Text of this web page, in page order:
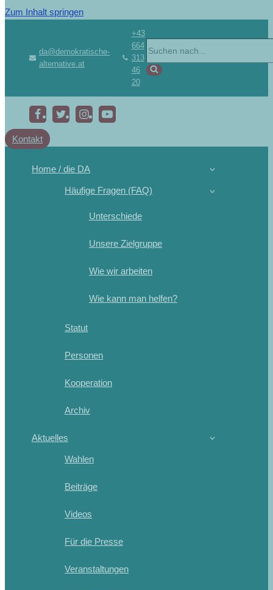
Zum Inhalt springen
da@demokratische-
alternative.at
+43
664
313
46
20
Kontakt
Home / die DA
Häufige Fragen (FAQ)
Unterschiede
Unsere Zielgruppe
Wie wir arbeiten
Wie kann man helfen?
Statut
Personen
Kooperation
Archiv
Aktuelles
Wahlen
Beiträge
Videos
Für die Presse
Veranstaltungen